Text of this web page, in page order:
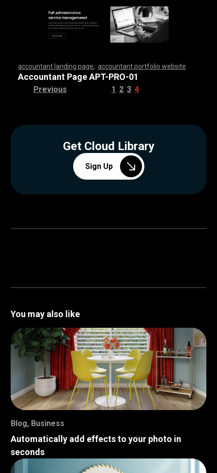
accountant landing page ,accountant portfolio website
,,,,,,,,,,,,,,,,,,,,,,,,,,, ,,,,,,,,,,,,,,,,,,,,,,,,,,,,,,,
,,,,,,,,,,,,,,,,,,,,,,,,,,, ,,,,,,,,,,,,,,,,,,,,,,,,,,,,,,,
,,,,,,,,,,,,,,,,,,,,,,,,,,, ,,,,,,,,,,,,,,,,,,,,,,,,,,,,,,,
,,,,,,,,,,,,,,,,,,,,,,,,,,, ,,,,,,,,,,,,,,,,,,,,,,,,,,,,,,,
,,,,,,,,,,,,,,,,,,,,,,,,,,, ,,,,,,,,,,,,,,,,,,,,,,,,,,,,,,,
,,,,,,,,,,,,,,,,,,,,,,,,,,, ,,,,,,,,,,,,,,,,,,,,,,,,,,,,,,,
,,,,,,,,,,,,,,,,,,,,,,,,,,, ,,,,,,,,,,,,,,,,,,,,,,,,,,,,,,,
,,,,,,,,,,,,,,,,,,,,,,,,,,, ,,,,,,,,,,,,,,,,,,,,,,,,,,,,
Accountant Page APT-PRO-01
Previous 1 2 3 4
Get Cloud Library
Sign Up
You may also like
Blog, Business
Automatically add effects to your photo in
seconds